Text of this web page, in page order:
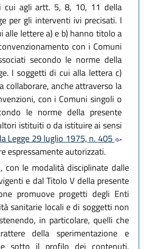
cui agli artt. 5, 8, 10, 11 della
per gli interventi ivi precisati. I
alle lettere a) e b) hanno titolo a
con i Comuni
secondo le norme della
I soggetti di cui alla lettera c)
collaborare, anche attraverso la
con i Comuni singoli o
le norme della presente
istituiti o da istituire ai sensi
Legge 29 luglio 1975, n. 405
espressamente autorizzati.
con le modalità disciplinate dalle
e dal Titolo V della presente
promuove progetti degli Enti
sanitarie locali e di soggetti non
in particolare, quelli che
della sperimentazione e
sotto il profilo dei contenuti,